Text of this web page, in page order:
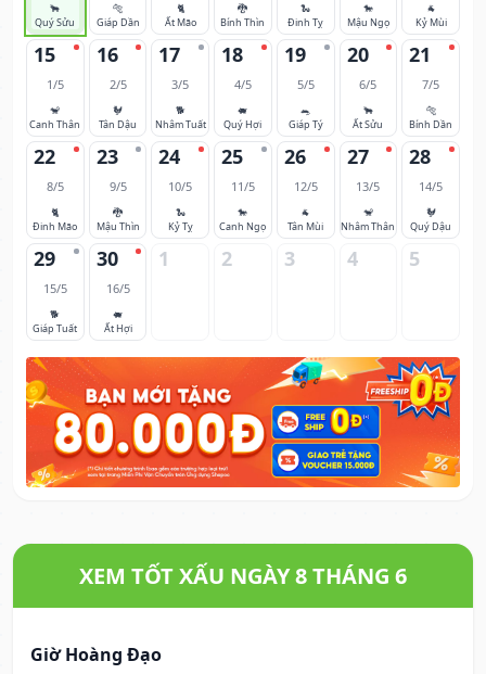
🐂
Quý Sửu
🐅
Giáp Dần
🐈
Ất Mão
🐉
Bính Thìn
🐍
Đinh Tỵ
🐎
Mậu Ngọ
🐐
Kỷ Mùi
15
1/5
🐒
Canh Thân
16
2/5
🐓
Tân Dậu
17
3/5
🐕
Nhâm Tuất
18
4/5
🐖
Quý Hợi
19
5/5
🐀
Giáp Tý
20
6/5
🐂
Ất Sửu
21
7/5
🐅
Bính Dần
22
8/5
🐈
Đinh Mão
23
9/5
🐉
Mậu Thìn
24
10/5
🐍
Kỷ Tỵ
25
11/5
🐎
Canh Ngọ
26
12/5
🐐
Tân Mùi
27
13/5
🐒
Nhâm Thân
28
14/5
🐓
Quý Dậu
29
15/5
🐕
Giáp Tuất
30
16/5
🐖
Ất Hợi
1 2 3 4 5
XEM TỐT XẤU NGÀY 8 THÁNG 6
Giờ Hoàng Đạo